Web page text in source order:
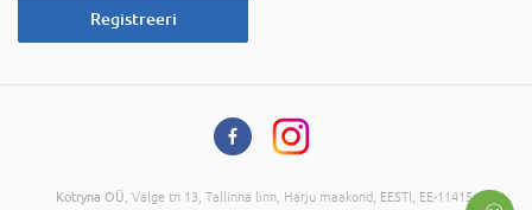
Registreeri
Kotryna OÜ , Valge tn 13, Tallinna linn, Harju maakond, EESTI, EE-11415,